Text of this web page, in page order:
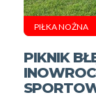
PIŁKA NOŻNA
PIKNIK